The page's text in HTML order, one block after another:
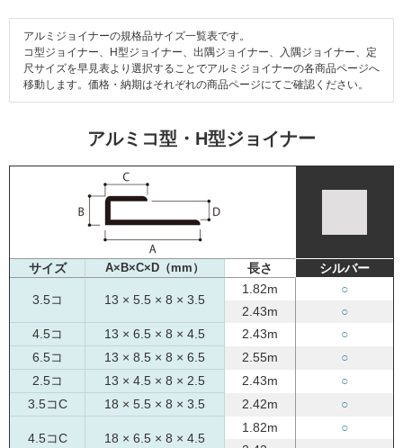
アルミジョイナーの規格品サイズ一覧表です。
コ型ジョイナー、H型ジョイナー、出隅ジョイナー、入隅ジョイナー、定
尺サイズを早見表より選択することでアルミジョイナーの各商品ページへ
移動します。価格・納期はそれぞれの商品ページにてご確認ください。
アルミコ型・H型ジョイナー
サイズ A×B×C×D（mm） 長さ シルバー
3.5コ 13 × 5.5 × 8 × 3.5
1.82m
○
2.43m
○
4.5コ
13 × 6.5 × 8 × 4.5 2.43m
○
6.5コ
13 × 8.5 × 8 × 6.5 2.55m
○
2.5コ
13 × 4.5 × 8 × 2.5 2.43m
○
3.5コC
18 × 5.5 × 8 × 3.5 2.42m ○
4.5コC 18 × 6.5 × 8 × 4.5
1.82m
○